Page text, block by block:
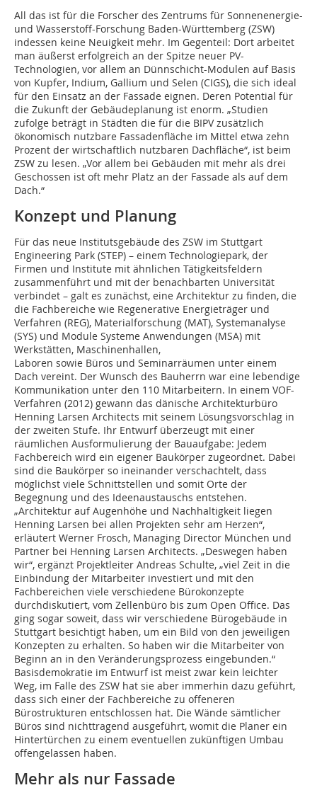
All das ist für die Forscher des Zentrums für Sonnenenergie-
und Wasserstoff-Forschung Baden-Württemberg (ZSW)
indessen keine Neuigkeit mehr. Im Gegenteil: Dort arbeitet
man äußerst erfolgreich an der Spitze neuer PV-
Technologien, vor allem an Dünnschicht-Modulen auf Basis
von Kupfer, Indium, Gallium und Selen (CIGS), die sich ideal
für den Einsatz an der Fassade eignen. Deren Potential für
die Zukunft der Gebäudeplanung ist enorm. „Studien
zufolge beträgt in Städten die für die BIPV zusätzlich
ökonomisch nutzbare Fassadenfläche im Mittel etwa zehn
Prozent der wirtschaftlich nutzbaren Dachfläche“, ist beim
ZSW zu lesen. „Vor allem bei Gebäuden mit mehr als drei
Geschossen ist oft mehr Platz an der Fassade als auf dem
Dach.“
Konzept und Planung
Für das neue Institutsgebäude des ZSW im Stuttgart
Engineering Park (STEP) – einem Technologiepark, der
Firmen und Institute mit ähnlichen Tätigkeitsfeldern
zusammenführt und mit der benachbarten Universität
verbindet – galt es zunächst, eine Architektur zu finden, die
die Fachbereiche wie Regenerative Energieträger und
Verfahren (REG), Materialforschung (MAT), Systemanalyse
(SYS) und Module Systeme Anwendungen (MSA) mit
Werkstätten, Maschinenhallen,
Laboren sowie Büros und Seminarräumen unter einem
Dach vereint. Der Wunsch des Bauherrn war eine lebendige
Kommunikation unter den 110 Mitarbeitern. In einem VOF-
Verfahren (2012) gewann das dänische Architekturbüro
Henning Larsen Architects mit seinem Lösungsvorschlag in
der zweiten Stufe. Ihr Entwurf überzeugt mit einer
räumlichen Ausformulierung der Bauaufgabe: Jedem
Fachbereich wird ein eigener Baukörper zugeordnet. Dabei
sind die Baukörper so ineinander verschachtelt, dass
möglichst viele Schnittstellen und somit Orte der
Begegnung und des Ideenaustauschs entstehen.
„Architektur auf Augenhöhe und Nachhaltigkeit liegen
Henning Larsen bei allen Projekten sehr am Herzen“,
erläutert Werner Frosch, Managing Director München und
Partner bei Henning Larsen Architects. „Deswegen haben
wir“, ergänzt Projektleiter Andreas Schulte, „viel Zeit in die
Einbindung der Mitarbeiter investiert und mit den
Fachbereichen viele verschiedene Bürokonzepte
durchdiskutiert, vom Zellenbüro bis zum Open Office. Das
ging sogar soweit, dass wir verschiedene Bürogebäude in
Stuttgart besichtigt haben, um ein Bild von den jeweiligen
Konzepten zu erhalten. So haben wir die Mitarbeiter von
Beginn an in den Veränderungsprozess eingebunden.“
Basisdemokratie im Entwurf ist meist zwar kein leichter
Weg, im Falle des ZSW hat sie aber immerhin dazu geführt,
dass sich einer der Fachbereiche zu offeneren
Bürostrukturen entschlossen hat. Die Wände sämtlicher
Büros sind nichttragend ausgeführt, womit die Planer ein
Hintertürchen zu einem eventuellen zukünftigen Umbau
offengelassen haben.
Mehr als nur Fassade